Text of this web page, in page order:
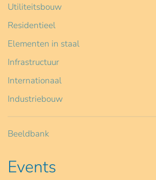
Utiliteitsbouw
Residentieel
Elementen in staal
Infrastructuur
Internationaal
Industriebouw
Beeldbank
Events